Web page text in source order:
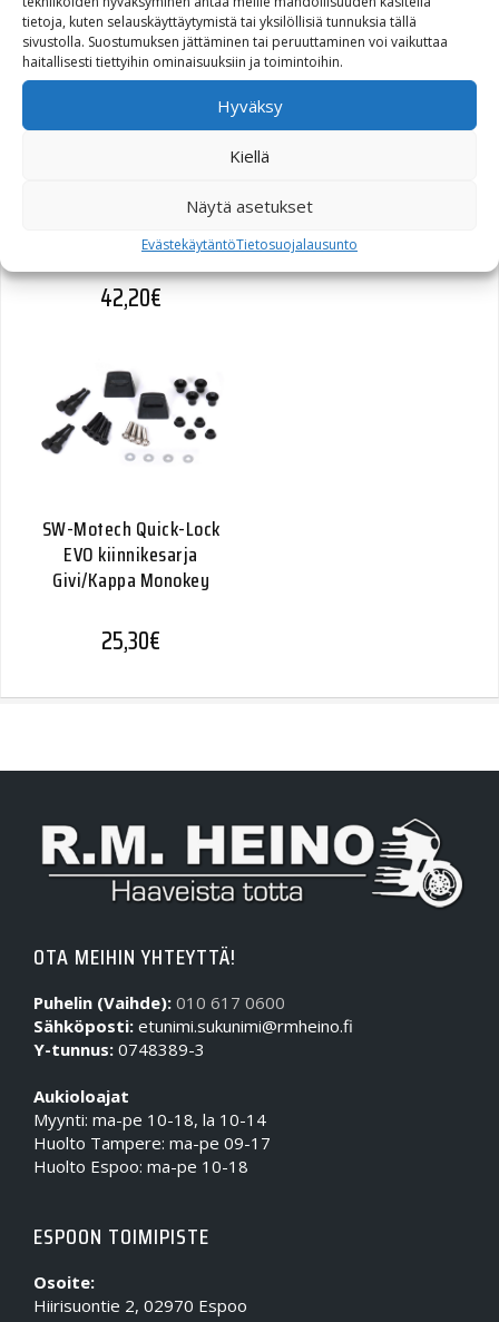
tietoja, kuten selauskäyttäytymistä tai yksilöllisiä tunnuksia tällä
sivustolla. Suostumuksen jättäminen tai peruuttaminen voi vaikuttaa
haitallisesti tiettyihin ominaisuuksiin ja toimintoihin.
Hyväksy
Kiellä
Näytä asetukset
EvästekäytäntöTietosuojalausunto
kiinnikesarja Krauser
ilman K-Wing -osaa
42,20€
SW-Motech Quick-Lock
EVO kiinnikesarja
Givi/Kappa Monokey
25,30€
OTA MEIHIN YHTEYTTÄ!
Puhelin (Vaihde): 010 617 0600
Sähköposti: etunimi.sukunimi@rmheino.fi
Y-tunnus: 0748389-3
Aukioloajat
Myynti: ma-pe 10-18, la 10-14
Huolto Tampere: ma-pe 09-17
Huolto Espoo: ma-pe 10-18
ESPOON TOIMIPISTE
Osoite:
Hiirisuontie 2, 02970 Espoo